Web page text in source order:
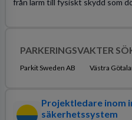
PARKERINGSVAKTER
Parkit Sweden AB Västra
Projektledare inom
säkerhetssystem